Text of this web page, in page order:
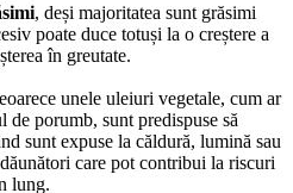
, deși majoritatea sunt grăsimi
poate duce totuși la o creștere a
în greutate.
unele uleiuri vegetale, cum ar
porumb, sunt predispuse să
sunt expuse la căldură, lumină sau
care pot contribui la riscuri
lung.